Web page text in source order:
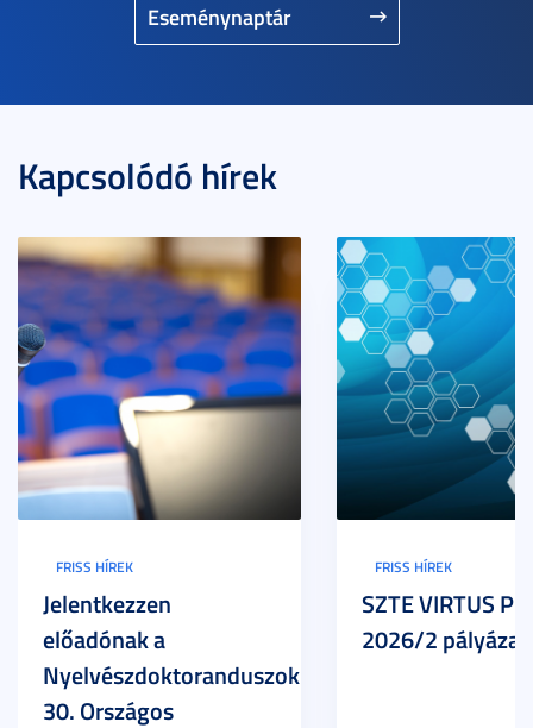
Eseménynaptár
Kapcsolódó hírek
FRISS HÍREK
Jelentkezzen
előadónak a
Nyelvészdoktoranduszok
30. Országos
FRISS HÍREK
SZTE VIRTUS
2026/2